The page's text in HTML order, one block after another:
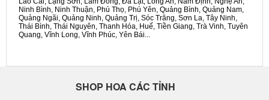
Ninh Bình, Ninh Thuận, Phú Thọ, Phú Yên, Quảng Bình, Quảng Nam,
Quảng Ngãi, Quảng Ninh, Quảng Trị, Sóc Trăng, Sơn La, Tây Ninh,
Thái Bình, Thái Nguyên, Thanh Hóa, Huế, Tiền Giang, Trà Vinh, Tuyên
Quang, Vĩnh Long, Vĩnh Phúc, Yên Bái...
SHOP HOA CÁC TỈNH